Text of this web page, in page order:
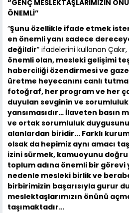
“GENÇ MESLEKTAŞLARIMIZIN
ÖNEMLİ”
“Şunu özellikle ifade etmek
en önemli yanı sadece
değildir” ifadelerini kullanan
önemli olan, mesleki gelişimi
haberciliği özendirmesi ve
üretme heyecanını canlı
fotoğraf, her program ve her
duyulan sevginin ve
yansımasıdır… İlaveten basın
ve ortak sorumluluk
alanlardan biridir... Farklı
olsak da hepimiz aynı amacı
izini sürmek, kamuoyunu
toplum adına önemli bir görevi
nedenle mesleki birlik ve
birbirimizin başarısıyla gurur
meslektaşlarımızın önünü
taşımaktadır…